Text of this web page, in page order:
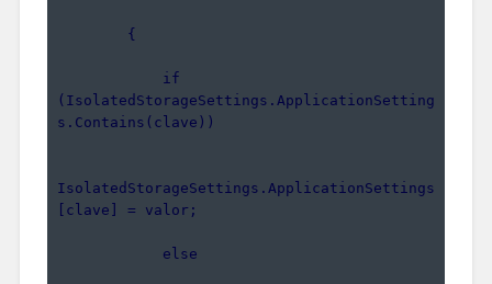
        {
(IsolatedStorageSettings.ApplicationSetting
s.Contains(clave))
IsolatedStorageSettings.ApplicationSettings
[clave] = valor;
            else